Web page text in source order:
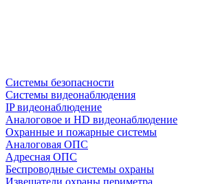
Системы безопасности
Системы видеонаблюдения
IP видеонаблюдение
Аналоговое и HD видеонаблюдение
Охранные и пожарные системы
Аналоговая ОПС
Адресная ОПС
Беспроводные системы охраны